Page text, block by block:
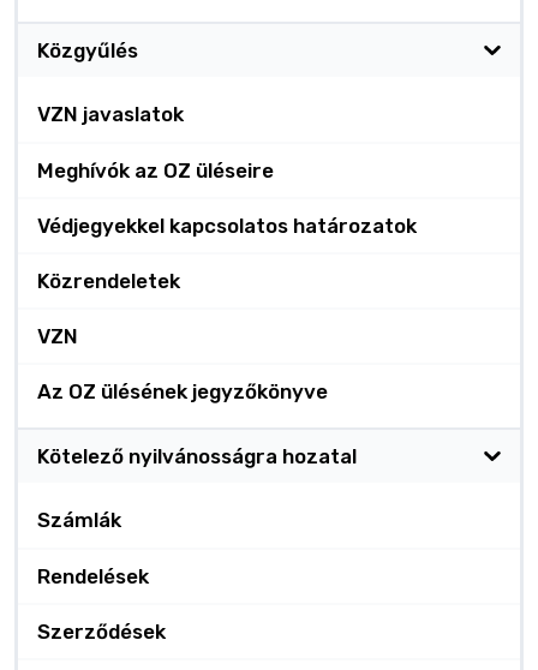
Közgyűlés
VZN javaslatok
Meghívók az OZ üléseire
Védjegyekkel kapcsolatos határozatok
Közrendeletek
VZN
Az OZ ülésének jegyzőkönyve
Kötelező nyilvánosságra hozatal
Számlák
Rendelések
Szerződések